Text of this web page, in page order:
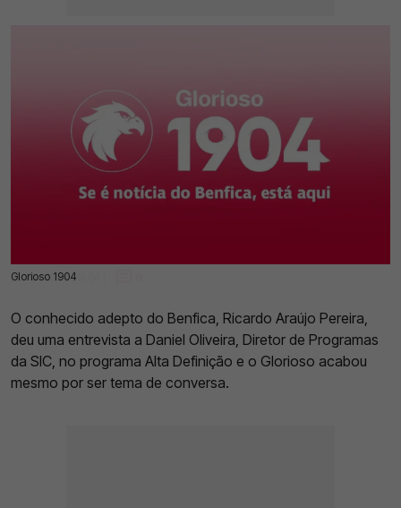
Glorioso 1904
28 Fev 2023 | 16:04 |
O conhecido adepto do Benfica, Ricardo Araújo Pereira,
deu uma entrevista a Daniel Oliveira, Diretor de Programas
da SIC, no programa Alta Definição e o Glorioso acabou
mesmo por ser tema de conversa.